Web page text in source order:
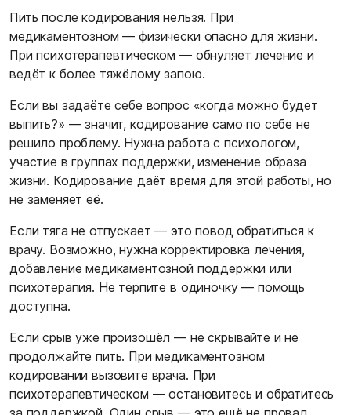
Пить после кодирования нельзя. При
медикаментозном — физически опасно для жизни.
При психотерапевтическом — обнуляет лечение и
ведёт к более тяжёлому запою.
Если вы задаёте себе вопрос «когда можно будет
выпить?» — значит, кодирование само по себе не
решило проблему. Нужна работа с психологом,
участие в группах поддержки, изменение образа
жизни. Кодирование даёт время для этой работы, но
не заменяет её.
Если тяга не отпускает — это повод обратиться к
врачу. Возможно, нужна корректировка лечения,
добавление медикаментозной поддержки или
психотерапия. Не терпите в одиночку — помощь
доступна.
Если срыв уже произошёл — не скрывайте и не
продолжайте пить. При медикаментозном
кодировании вызовите врача. При
психотерапевтическом — остановитесь и обратитесь